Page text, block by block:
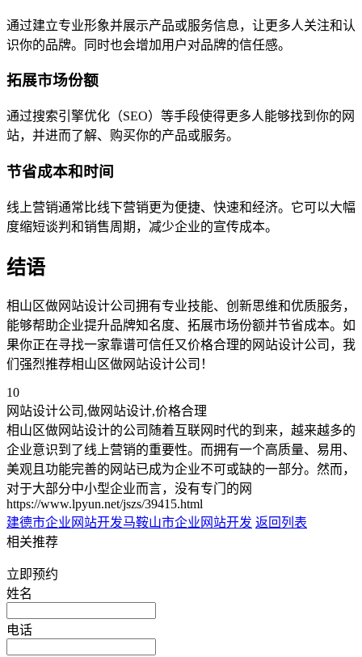
通过建立专业形象并展示产品或服务信息，让更多人关注和认
识你的品牌。同时也会增加用户对品牌的信任感。
拓展市场份额
通过搜索引擎优化（SEO）等手段使得更多人能够找到你的网
站，并进而了解、购买你的产品或服务。
节省成本和时间
线上营销通常比线下营销更为便捷、快速和经济。它可以大幅
度缩短谈判和销售周期，减少企业的宣传成本。
结语
相山区做网站设计公司拥有专业技能、创新思维和优质服务，
能够帮助企业提升品牌知名度、拓展市场份额并节省成本。如
果你正在寻找一家靠谱可信任又价格合理的网站设计公司，我
们强烈推荐相山区做网站设计公司！
10
网站设计公司,做网站设计,价格合理
相山区做网站设计的公司随着互联网时代的到来，越来越多的
企业意识到了线上营销的重要性。而拥有一个高质量、易用、
美观且功能完善的网站已成为企业不可或缺的一部分。然而，
对于大部分中小型企业而言，没有专门的网
https://www.lpyun.net/jszs/39415.html
建德市企业网站开发马鞍山市企业网站开发 返回列表
相关推荐
立即预约
姓名
电话